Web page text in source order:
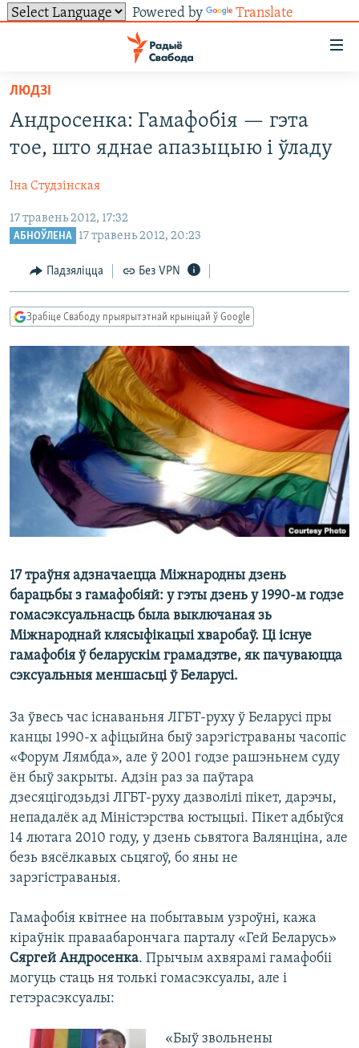
Powered by Translate
ўнівэрсальнага
доступу
Перайсьці
да
галоўнага
Перайсьці
да
галоўнай
Перайсьці
да
пошуку
УСЕ НАВІНЫ
ЛЮДЗІ
ПАЛІТЫКА
ВАЙНА
БЕЛАРУСЫ НА ВАЙНЕ
КАЛЯНДАР
ТОЛЬКІ НА СВАБОДЗЕ
БЛОГІ
ГІСТОРЫЯ НА СВАБОДЗЕ
КНІГІ
АЎДЫЁКНІГІ
НА ХВАЛЯХ СВАБОДЫ
АБЫСЬЦІ БЛЯКАВАНЬНЕ
ПАДЗЯЛІЦЦА ІНФАРМАЦЫЯЙ
ПАДПІСАЦЦА
RSS
FACEBOOK
TWITTER
САЧЫЦЕ ЗА АБНАЎЛЕНЬНЯМІ
Усе сайты РС/РСЭ
ЛЮДЗІ
Андросенка: Гамафобія — гэта
тое, што яднае апазыцыю і ўладу
Іна Студзінская
17 травень 2012, 17:32
АБНОЎЛЕНА 17 травень 2012, 20:23
Падзяліцца Без VPN
Зрабіце Свабоду прыярытэтнай крыніцай ў Google
17 траўня адзначаецца Міжнародны дзень
барацьбы з гамафобіяй: у гэты дзень у 1990-м годзе
гомасэксуальнасць была выключаная зь
Міжнароднай клясыфікацыі хваробаў. Ці існуе
гамафобія ў беларускім грамадзтве, як пачуваюцца
сэксуальныя меншасьці ў Беларусі.
За ўвесь час існаваньня ЛГБТ-руху ў Беларусі пры
канцы 1990-х афіцыйна быў зарэгістраваны часопіс
«Форум Лямбда», але ў 2001 годзе рашэньнем суду
ён быў закрыты. Адзін раз за паўтара
дзесяцігодзьдзі ЛГБТ-руху дазволілі пікет, дарэчы,
непадалёк ад Міністэрства юстыцыі. Пікет адбыўся
14 лютага 2010 году, у дзень сьвятога Валянціна, але
безь вясёлкавых сьцягоў, бо яны не
зарэгістраваныя.
Гамафобія квітнее на побытавым узроўні, кажа
кіраўнік праваабарончага парталу «Гей Беларусь»
Сяргей Андросенка. Прычым ахвярамі гамафобіі
могуць стаць ня толькі гомасэксуалы, але і
гетэрасэксуалы:
«Быў звольнены